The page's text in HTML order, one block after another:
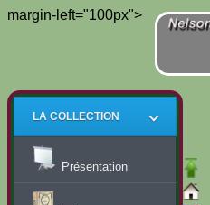
margin-left="100px">
LA COLLECTION
Présentation